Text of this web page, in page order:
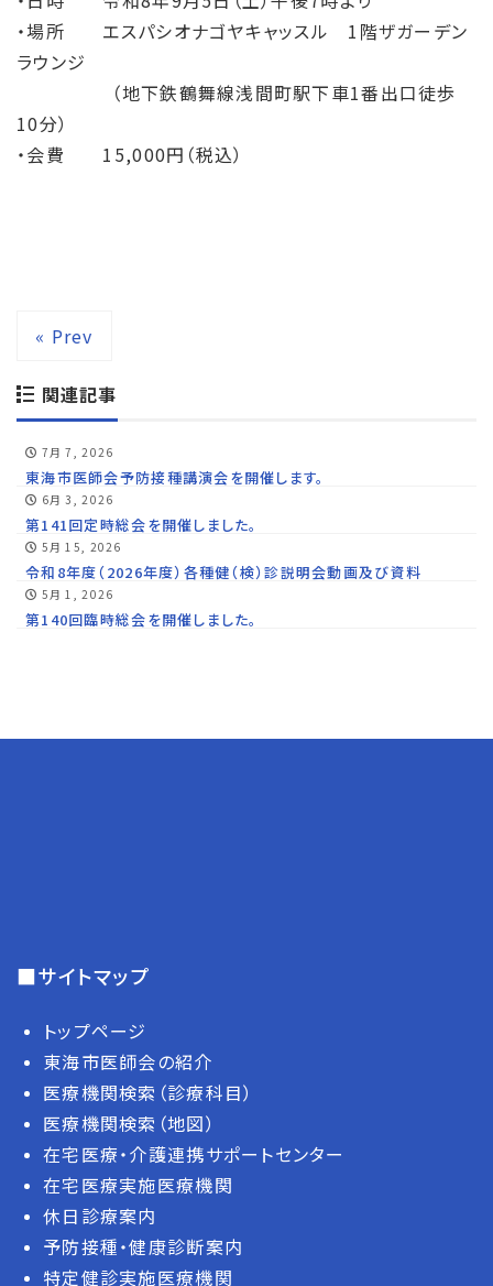
・場所 エスパシオナゴヤキャッスル 1階ザガーデン
ラウンジ
（地下鉄鶴舞線浅間町駅下車1番出口徒歩
10分）
・会費 15,000円（税込）
« Prev
関連記事
7月 7, 2026
東海市医師会予防接種講演会を開催します。
6月 3, 2026
第141回定時総会を開催しました。
5月 15, 2026
令和8年度（2026年度）各種健（検）診説明会動画及び資料
5月 1, 2026
第140回臨時総会を開催しました。
■サイトマップ
トップページ
東海市医師会の紹介
医療機関検索（診療科目）
医療機関検索（地図）
在宅医療・介護連携サポートセンター
在宅医療実施医療機関
休日診療案内
予防接種・健康診断案内
特定健診実施医療機関